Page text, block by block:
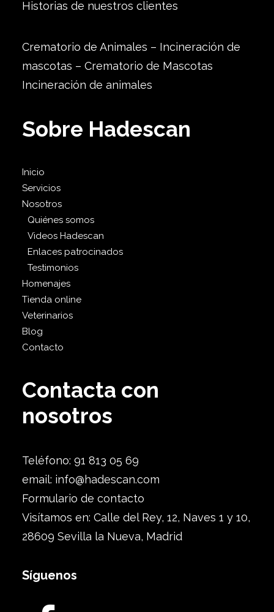
Historias de nuestros clientes
Crematorio de Animales – Incineración de
mascotas – Crematorio de Mascotas
Incineración de animales
Sobre Hadescan
Inicio
Servicios
Nosotros
Quiénes somos
Videos Hadescan
Enlaces patrocinados
Testimonios
Homenajes
Tienda online
Veterinarios
Blog
Contacto
Contacta con
nosotros
Teléfono: 91 813 05 69
email: info@hadescan.com
Formulario de contacto
Visítamos en: Calle del Rey, 12, Naves 1 y 10,
28609 Sevilla la Nueva, Madrid
Síguenos